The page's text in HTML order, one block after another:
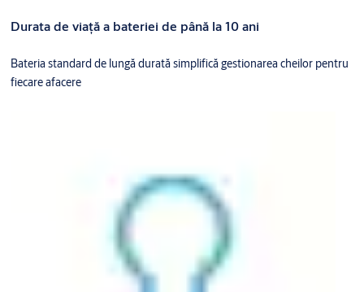
Durata de viață a bateriei de până la 10 ani
Bateria standard de lungă durată simplifică gestionarea cheilor pentru
fiecare afacere